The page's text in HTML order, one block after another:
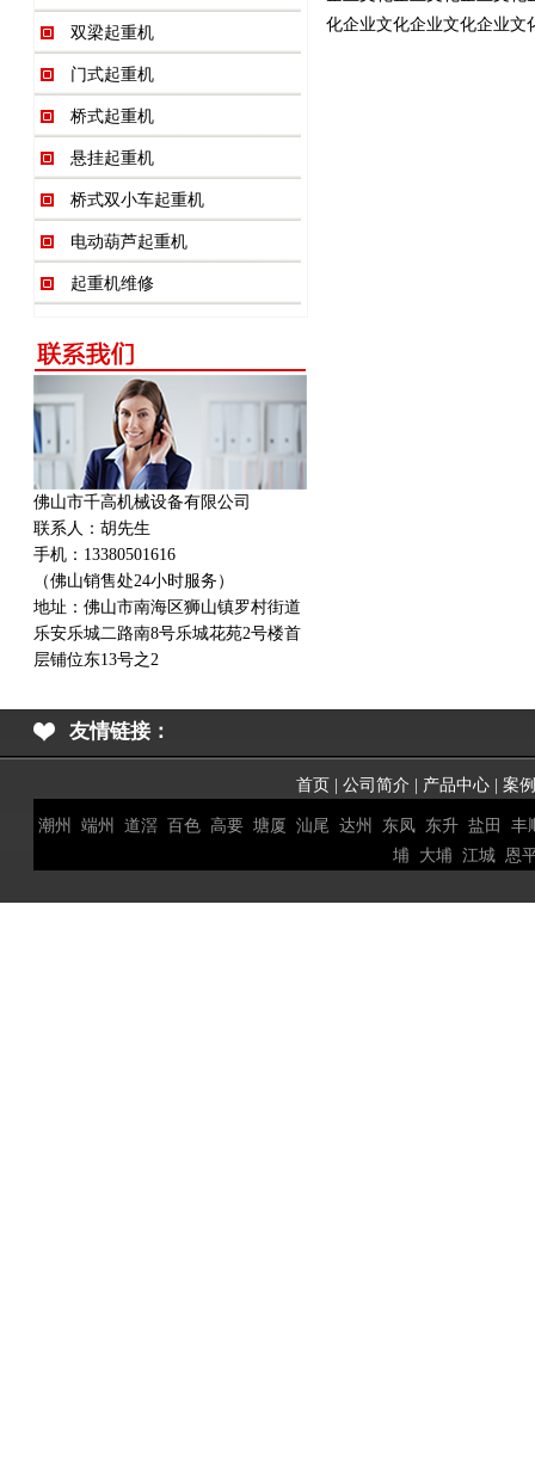
双梁起重机
门式起重机
桥式起重机
悬挂起重机
桥式双小车起重机
电动葫芦起重机
起重机维修
佛山市千高机械设备有限公司
联系人：胡先生
手机：13380501616
（佛山销售处24小时服务）
地址： 佛山市南海区狮山镇罗村街道
乐安乐城二路南8号乐城花苑2号楼首
层铺位东13号之2
化企业文化企业文化企业文
友情链接：
首页| 公司简介 | 产品中心| 案
潮州 端州 道滘 百色 高要 塘厦 汕尾 达州 东凤 东升 盐田
丰
埔
大埔 江城 恩